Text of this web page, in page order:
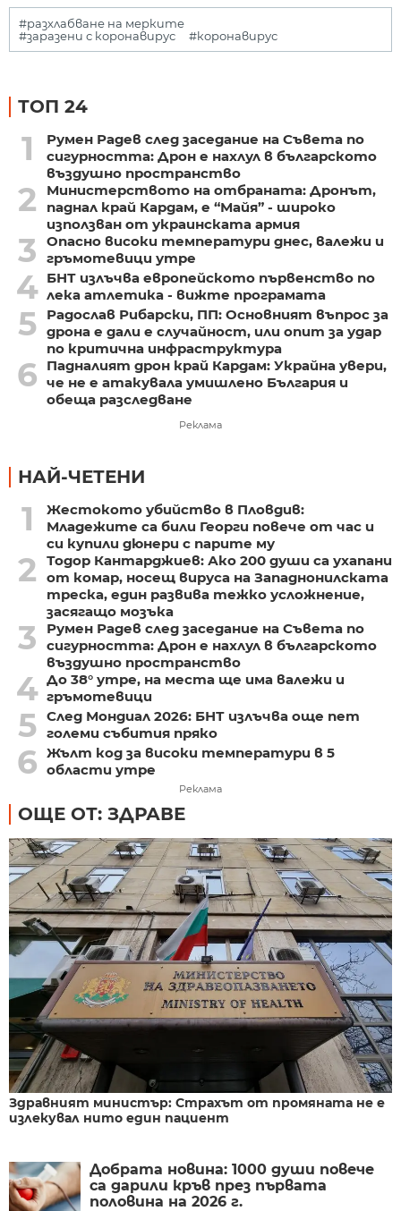
#разхлабване на мерките
#заразени с коронавирус
#коронавирус
ТОП 24
1
Румен Радев след заседание на Съвета по
сигурността: Дрон е нахлул в българското
въздушно пространство
2
Министерството на отбраната: Дронът,
паднал край Кардам, е “Майя” - широко
използван от украинската армия
3
Опасно високи температури днес, валежи и
гръмотевици утре
4 БНТ излъчва европейското първенство по
лека атлетика - вижте програмата
5
Радослав Рибарски, ПП: Основният въпрос за
дрона е дали е случайност, или опит за удар
по критична инфраструктура
6
Падналият дрон край Кардам: Украйна увери,
че не е атакувала умишлено България и
обеща разследване
Реклама
НАЙ-ЧЕТЕНИ
1
Жестокото убийство в Пловдив:
Младежите са били Георги повече от час и
си купили дюнери с парите му
2
Тодор Кантарджиев: Ако 200 души са ухапани
от комар, носещ вируса на Западнонилската
треска, един развива тежко усложнение,
засягащо мозъка
3
Румен Радев след заседание на Съвета по
сигурността: Дрон е нахлул в българското
въздушно пространство
4 До 38° утре, на места ще има валежи и
гръмотевици
5 След Мондиал 2026: БНТ излъчва още пет
големи събития пряко
6 Жълт код за високи температури в 5
области утре
Реклама
ОЩЕ ОТ: ЗДРАВЕ
Здравният министър: Страхът от промяната не е
излекувал нито един пациент
Добрата новина: 1000 души повече
са дарили кръв през първата
половина на 2026 г.